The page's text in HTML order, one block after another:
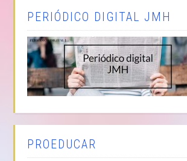
PERIÓDICO DIGITAL JMH
PROEDUCAR